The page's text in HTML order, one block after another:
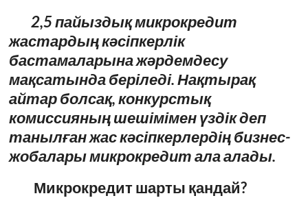
2,5пайыздық микрокредит
жастардың кәсіпкерлік
бастамаларына жәрдемдесу
мақсатында беріледі.Нақтырақ
айтар болсақ, конкурстық
комиссияның шешімімен үздік деп
танылған жас кәсіпкерлердің бизнес-
жобалары микрокредит ала алады.
Микрокредит шарты қандай?